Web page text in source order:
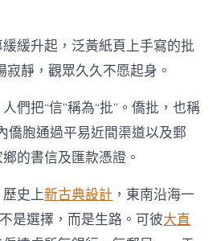
的
情
JIUYI
意
診
所
設
計
書》
背
后：
一
緩升起，泛黃紙頁上手寫的批
靜，觀眾久久不愿起身。
們把“信”稱為“批”。僑批，也稱
僑胞通過平易近間渠道以及郵
的書信及匯款憑證。
史上新古典設計 ，東南沿海一
是選擇，而是生路。可彼大直